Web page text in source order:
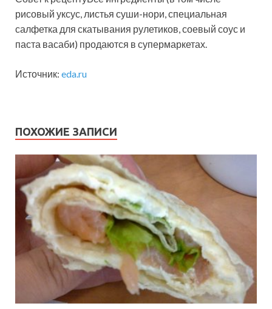
рисовый уксус, листья суши-нори, специальная
салфетка для скатывания рулетиков, соевый соус и
паста васаби) продаются в супермаркетах.
Источник: eda.ru
ПОХОЖИЕ ЗАПИСИ